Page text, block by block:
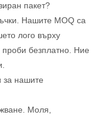
пакет?
Нашите MOQ са
лого върху
проби безплатно. Ние
за нашите
Моля,